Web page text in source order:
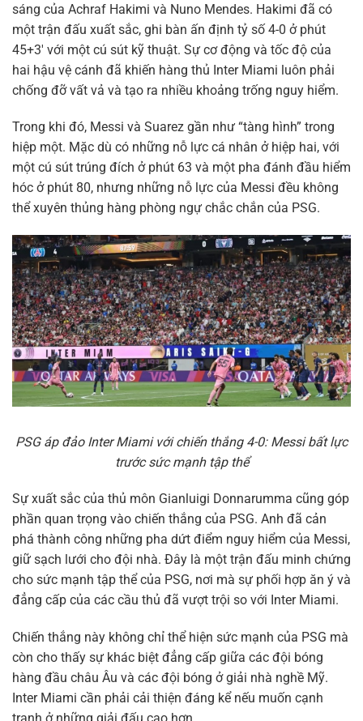
sáng của Achraf Hakimi và Nuno Mendes. Hakimi đã có
một trận đấu xuất sắc, ghi bàn ấn định tỷ số 4-0 ở phút
45+3′ với một cú sút kỹ thuật. Sự cơ động và tốc độ của
hai hậu vệ cánh đã khiến hàng thủ Inter Miami luôn phải
chống đỡ vất vả và tạo ra nhiều khoảng trống nguy hiểm.
Trong khi đó, Messi và Suarez gần như “tàng hình” trong
hiệp một. Mặc dù có những nỗ lực cá nhân ở hiệp hai, với
một cú sút trúng đích ở phút 63 và một pha đánh đầu hiểm
hóc ở phút 80, nhưng những nỗ lực của Messi đều không
thể xuyên thủng hàng phòng ngự chắc chắn của PSG.
PSG áp đảo Inter Miami với chiến thắng 4-0: Messi bất lực
trước sức mạnh tập thể
Sự xuất sắc của thủ môn Gianluigi Donnarumma cũng góp
phần quan trọng vào chiến thắng của PSG. Anh đã cản
phá thành công những pha dứt điểm nguy hiểm của Messi,
giữ sạch lưới cho đội nhà. Đây là một trận đấu minh chứng
cho sức mạnh tập thể của PSG, nơi mà sự phối hợp ăn ý và
đẳng cấp của các cầu thủ đã vượt trội so với Inter Miami.
Chiến thắng này không chỉ thể hiện sức mạnh của PSG mà
còn cho thấy sự khác biệt đẳng cấp giữa các đội bóng
hàng đầu châu Âu và các đội bóng ở giải nhà nghề Mỹ.
Inter Miami cần phải cải thiện đáng kể nếu muốn cạnh